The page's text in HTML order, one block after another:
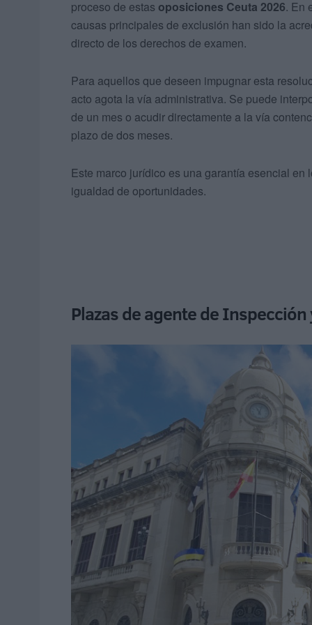
proceso de estas oposiciones Ceuta 2026. En
causas principales de exclusión han sido la
directo de los derechos de examen.
Para aquellos que deseen impugnar esta
acto agota la vía administrativa. Se puede
de un mes o acudir directamente a la vía
plazo de dos meses.
Este marco jurídico es una garantía esencial
igualdad de oportunidades.
Plazas de agente de